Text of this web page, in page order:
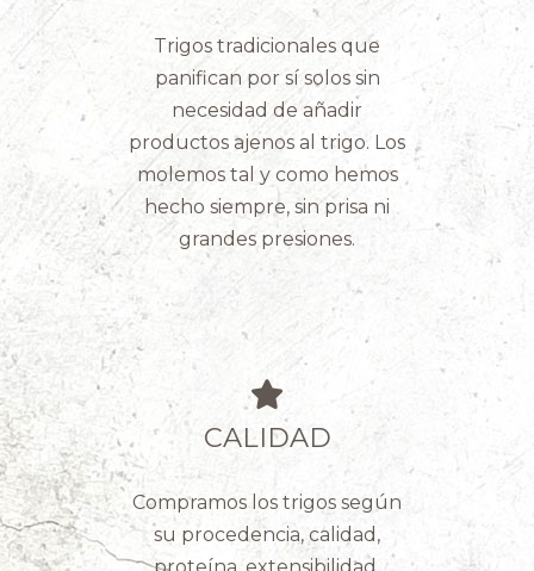
Trigos tradicionales que
panifican por sí solos sin
necesidad de añadir
productos ajenos al trigo. Los
molemos tal y como hemos
hecho siempre, sin prisa ni
grandes presiones.
CALIDAD
Compramos los trigos según
su procedencia, calidad,